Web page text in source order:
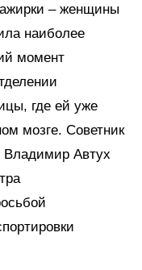
– женщины
наиболее
момент
где ей уже
мозге. Советник
Владимир Автух